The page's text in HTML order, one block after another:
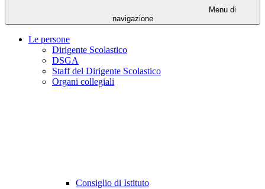
Menu di
navigazione
Le persone
Dirigente Scolastico
DSGA
Staff del Dirigente Scolastico
Organi collegiali
Consiglio di Istituto